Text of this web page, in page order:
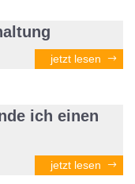
jetzt lesen
ich einen
jetzt lesen